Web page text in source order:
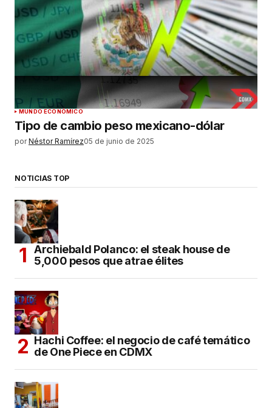
MUNDO ECONÓMICO
Tipo de cambio peso mexicano-dólar
por Néstor Ramírez05 de junio de 2025
NOTICIAS TOP
Archiebald Polanco: el steak house de
5,000 pesos que atrae élites
Hachi Coffee: el negocio de café temático
de One Piece en CDMX